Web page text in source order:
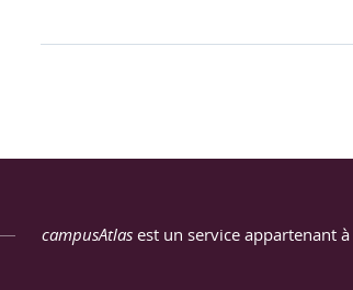
campusAtlas est un service appartenant